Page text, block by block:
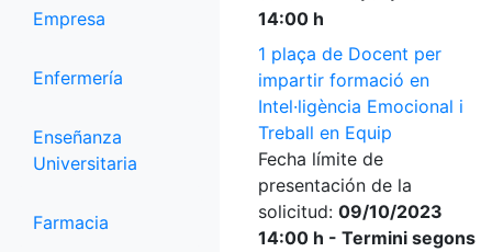
Empresa
Enfermería
Enseñanza
Universitaria
Farmacia
14:00 h
1 plaça de Docent per
impartir formació en
Intel·ligència Emocional i
Treball en Equip
Fecha límite de
presentación de la
solicitud: 09/10/2023
14:00 h - Termini segons